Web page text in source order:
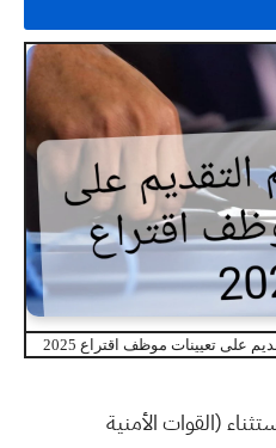
على تعيينات موظف اقتراع 2025
(القوات الأمنية